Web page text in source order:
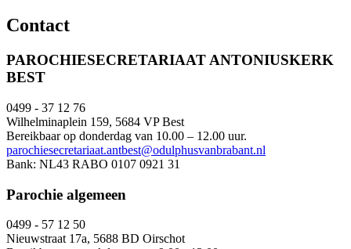
Contact
PAROCHIESECRETARIAAT ANTONIUSKERK
BEST
0499 - 37 12 76
Wilhelminaplein 159, 5684 VP Best
Bereikbaar op donderdag van 10.00 – 12.00 uur.
parochiesecretariaat.antbest@odulphusvanbrabant.nl
Bank: NL43 RABO 0107 0921 31
Parochie algemeen
0499 - 57 12 50
Nieuwstraat 17a, 5688 BD Oirschot